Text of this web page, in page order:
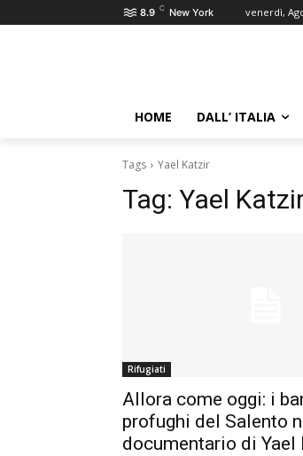
8.9 C New York venerdì,
HOME DALL’ ITALIA
Tags Yael Katzir
Tag: Yael
Rifugiati
Allora come oggi: i
profughi del Salento
documentario di Yael